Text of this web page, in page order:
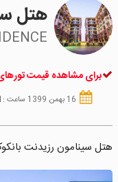
هتل
برای مشاهده قیمت
16 بهمن 1399 ساعت :13:11
هتل سینامون رزیدنت